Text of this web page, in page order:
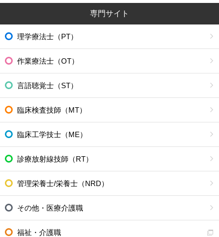
専門サイト
理学療法士（PT）
作業療法士（OT）
言語聴覚士（ST）
臨床検査技師（MT）
臨床工学技士（ME）
診療放射線技師（RT）
管理栄養士/栄養士（NRD）
その他・医療介護職
福祉・介護職